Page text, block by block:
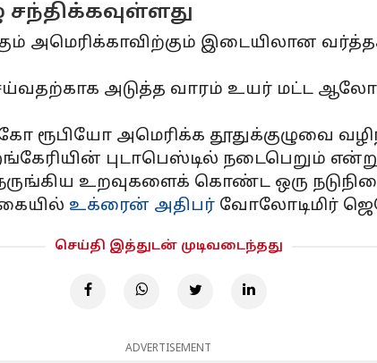
சந்திக்கவுள்ளது
அமெரிக்காவிற்கும் இடையிலான
அடுத்த வாரம் உயர் மட்ட
ரூபியோ அமெரிக்க தூதுக்குழுவை
புடாபெஸ்டில் நடைபெறும்
உறவுகளைக் கொண்ட ஒரு
உக்ரைன் அதிபர் வோலோடிமிர்
செய்தி இத்துடன் முடிவடைந்தது
ADVERTISEMENT